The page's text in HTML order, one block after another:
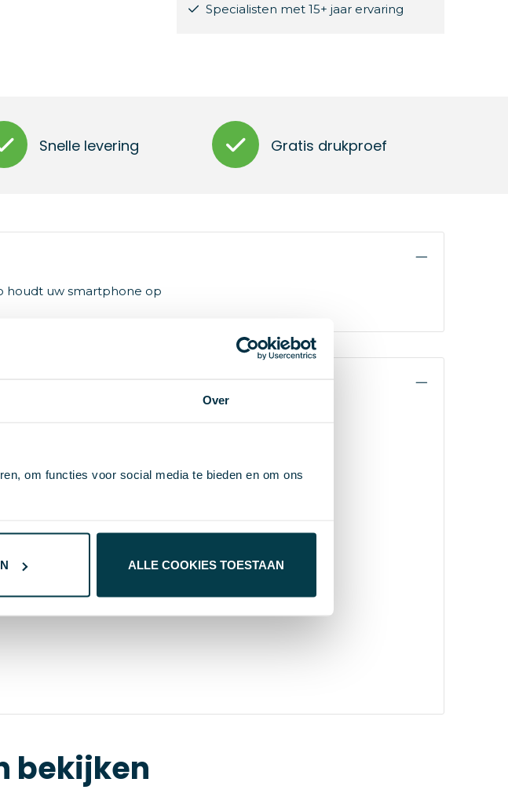
Over
om functies voor social media te bieden en om ons
ALLE COOKIES TOESTAAN
Specialisten met 15+ jaar ervaring
Snelle levering Gratis drukproef
houdt uw smartphone op
bekijken